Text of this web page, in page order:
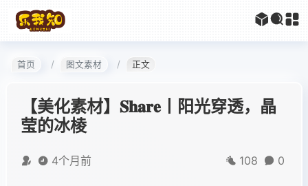
首页 图文素材 正文
【美化素材】𝐒𝐡𝐚𝐫𝐞丨阳光穿透，晶
莹的冰棱
4个月前 108 0